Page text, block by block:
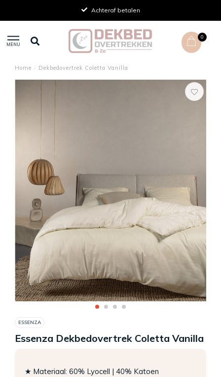
Achteraf betalen
MENU
0
Home / Dekbedovertrek Coletta Vanilla
ESSENZA
Essenza Dekbedovertrek Coletta Vanilla
★ Materiaal: 60% Lyocell | 40% Katoen